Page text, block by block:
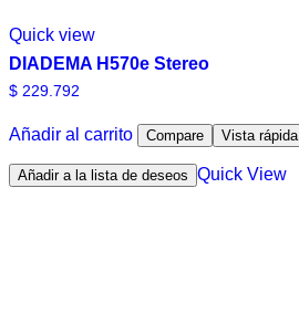
Quick view
DIADEMA H570e Stereo
$ 229.792
Añadir al carrito Compare Vista rápida
Añadir a la lista de deseos Quick View